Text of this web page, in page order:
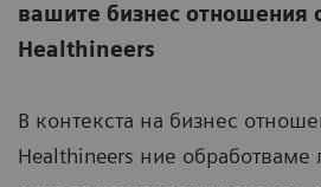
вашите бизнес отношения
Healthineers
В контекста на бизнес
Healthineers ние обработваме